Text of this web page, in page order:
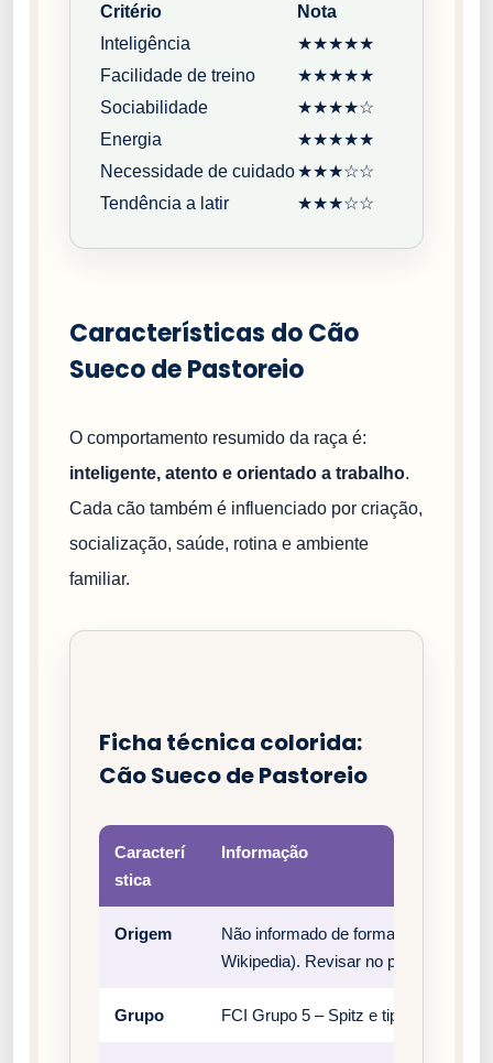
Critério
Nota
Inteligência
★★★★★
Facilidade de treino
★★★★★
Sociabilidade
★★★★☆
Energia
★★★★★
Necessidade de cuidado★★★☆☆
Tendência a latir
★★★☆☆
Características do Cão
Sueco de Pastoreio
O comportamento resumido da raça é:
inteligente, atento e orientado a trabalho.
Cada cão também é influenciado por criação,
socialização, saúde, rotina e ambiente
familiar.
Ficha técnica colorida:
Cão Sueco de Pastoreio
Caracterí
stica
Informação
Origem
Não informado de forma estruturada
Wikipedia). Revisar no padrão oficial
Grupo FCI Grupo 5 – Spitz e tipos primitivos